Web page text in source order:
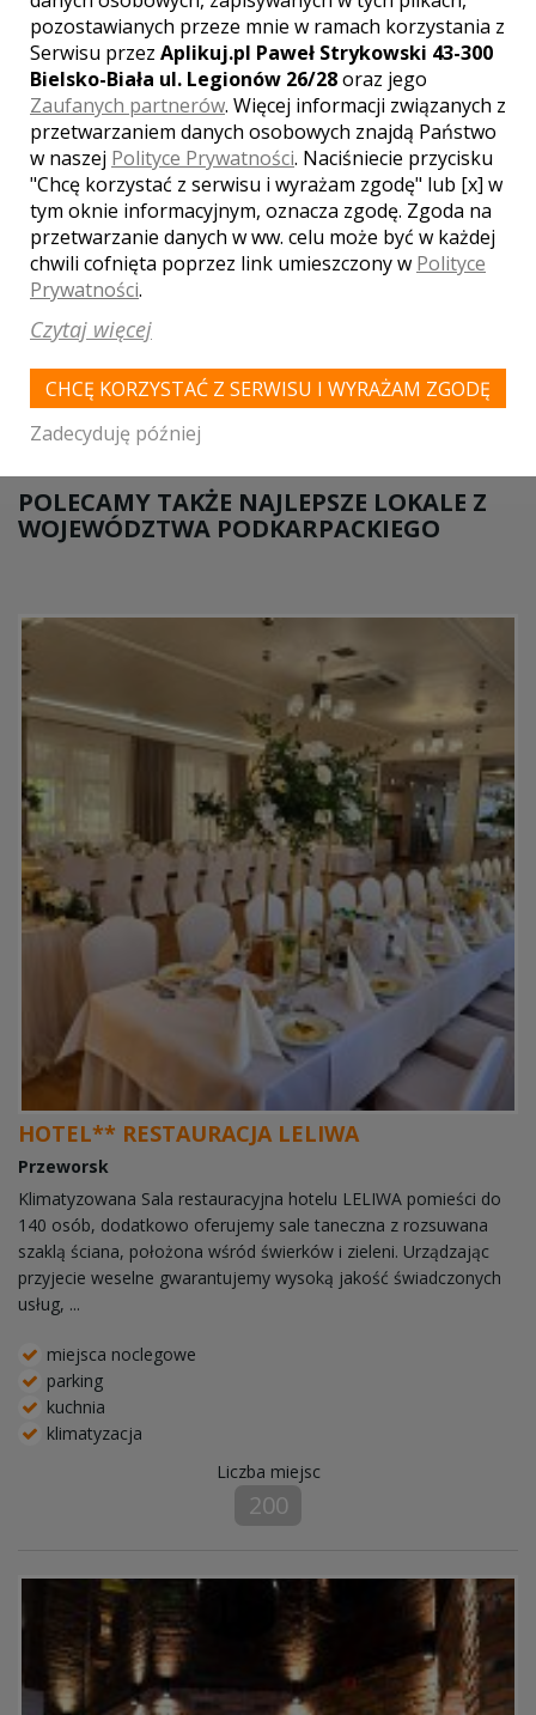
Twoja ocena lokalu:
Pola oznaczone gwiazdką są wymagane.
POLECAMY TAKŻE NAJLEPSZE LOKALE Z
WOJEWÓDZTWA PODKARPACKIEGO
HOTEL** RESTAURACJA LELIWA
Przeworsk
Klimatyzowana Sala restauracyjna hotelu LELIWA pomieści do
140 osób, dodatkowo oferujemy sale taneczna z rozsuwana
szaklą ściana, położona wśród świerków i zieleni. Urządzając
przyjecie weselne gwarantujemy wysoką jakość świadczonych
usług, ...
miejsca noclegowe
parking
kuchnia
klimatyzacja
Liczba miejsc
200
pozostawianych przeze mnie w ramach korzystania z
Serwisu przez Aplikuj.pl Paweł Strykowski 43-300
Bielsko-Biała ul. Legionów 26/28oraz jego
Zaufanych partnerów. Więcej informacji związanych z
przetwarzaniem danych osobowych znajdą Państwo
w naszej Polityce Prywatności. Naciśniecie przycisku
"Chcę korzystać z serwisu i wyrażam zgodę" lub [x] w
tym oknie informacyjnym, oznacza zgodę. Zgoda na
przetwarzanie danych w ww. celu może być w każdej
chwili cofnięta poprzez link umieszczony w Polityce
Prywatności.
Czytaj więcej
CHCĘ KORZYSTAĆ Z SERWISU I WYRAŻAM ZGODĘ
Zadecyduję później